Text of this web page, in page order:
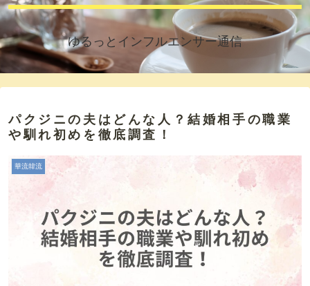
ゆるっとインフルエンサー通信
パクジニの夫はどんな人？結婚相手の職業
や馴れ初めを徹底調査！
華流韓流